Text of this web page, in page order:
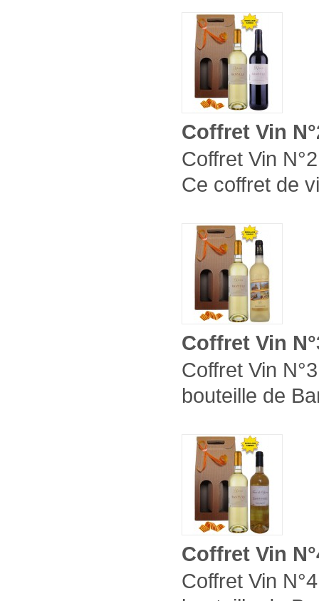
Coffret Vin
Coffret Vin
Ce coffret de
Coffret Vin
Coffret Vin
bouteille de
Coffret Vin
Coffret Vin